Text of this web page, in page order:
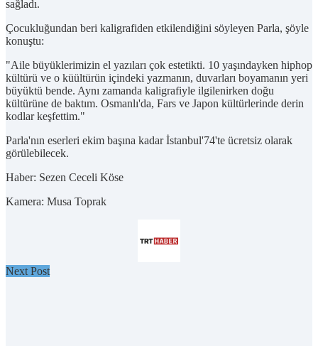
sağladı.
Çocukluğundan beri kaligrafiden etkilendiğini söyleyen Parla, şöyle
konuştu:
"Aile büyüklerimizin el yazıları çok estetikti. 10 yaşındayken hiphop
kültürü ve o küültürün içindeki yazmanın, duvarları boyamanın yeri
büyüktü bende. Aynı zamanda kaligrafiyle ilgilenirken doğu
kültürüne de baktım. Osmanlı'da, Fars ve Japon kültürlerinde derin
kodlar keşfettim."
Parla'nın eserleri ekim başına kadar İstanbul'74'te ücretsiz olarak
görülebilecek.
Haber: Sezen Ceceli Köse
Kamera: Musa Toprak
Next Post